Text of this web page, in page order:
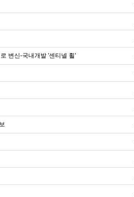
변신-국내개발 '센티넬 휠'